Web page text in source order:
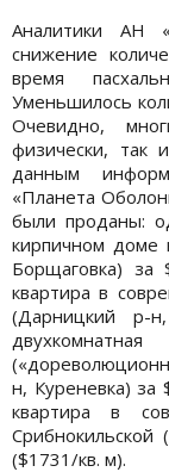
Аналитики АН
снижение
время
Уменьшилось
Очевидно,
физически, так
данным
«Планета
были проданы:
кирпичном доме
Борщаговка) за
квартира в
(Дарницкий р-
н, Куреневка) за
квартира в
($1731/кв. м).